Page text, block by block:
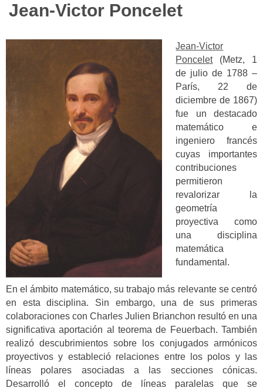
Jean-Victor Poncelet
Jean-Victor
Poncelet(Metz, 1
de julio de 1788 –
París, 22 de
diciembre de 1867)
fue un destacado
matemático e
ingeniero francés
cuyas importantes
contribuciones
permitieron
revalorizar la
geometría
proyectiva como
una disciplina
matemática
fundamental.
En el ámbito matemático, su trabajo más relevante se centró
en esta disciplina. Sin embargo, una de sus primeras
colaboraciones con Charles Julien Brianchon resultó en una
significativa aportación al teorema de Feuerbach. También
realizó descubrimientos sobre los conjugados armónicos
proyectivos y estableció relaciones entre los polos y las
líneas polares asociadas a las secciones cónicas.
Desarrolló el concepto de líneas paralelas que se